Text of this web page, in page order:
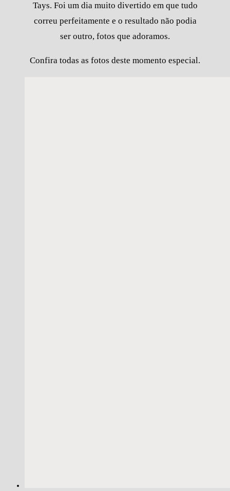
Tays. Foi um dia muito divertido em que tudo
correu perfeitamente e o resultado não podia
ser outro, fotos que adoramos.
Confira todas as fotos deste momento especial.